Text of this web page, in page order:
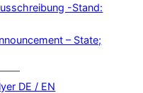
-Stand:
– State;
DE / EN